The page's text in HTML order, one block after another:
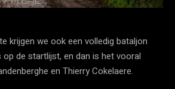
krijgen we ook een volledig bataljon
op de startlijst, en dan is het vooral
en Thierry Cokelaere.